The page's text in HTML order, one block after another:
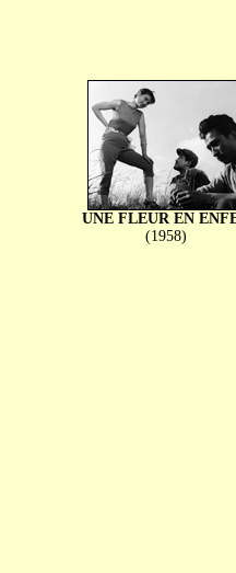
UNE FLEUR EN
(1958)